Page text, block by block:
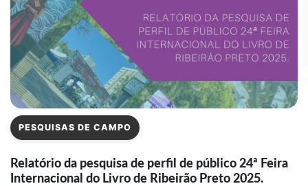
PESQUISAS DE CAMPO
Relatório da pesquisa de perfil de público 24ª Feira
Internacional do Livro de Ribeirão Preto 2025.